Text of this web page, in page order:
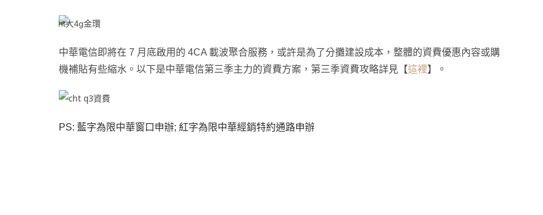
中華電信即將在 7 月底啟用的 4CA 載波聚合服務，或許是為了分攤建設成本，整體的資費優惠內容或購
機補貼有些縮水。以下是中華電信第三季主力的資費方案，第三季資費攻略詳見 【這裡】 。
PS: 藍字為限中華窗口申辦; 紅字為限中華經銷特約通路申辦